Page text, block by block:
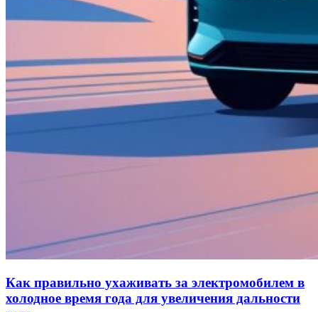
Как правильно ухаживать за электромобилем в
холодное время года для увеличения дальности